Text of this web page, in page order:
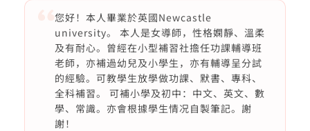
您好！本人畢業於英國Newcastle
university。 本人是女導師，性格嫻靜、溫柔
及有耐心。曾經在小型補習社擔任功課輔導班
老師，亦補過幼兒及小學生，亦有輔導呈分試
的經驗。可教學生放學做功課、默書、專科、
全科補習。 可補小學及初中：中文、英文、數
學、常識。亦會根據學生情况自製筆記。謝
謝！